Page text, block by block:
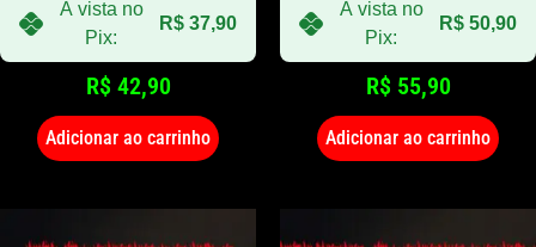
À vista no
Pix:
R$ 37,90
R$ 42,90
Adicionar ao carrinho
À vista no
Pix:
R$ 50,90
R$ 55,90
Adicionar ao carrinho